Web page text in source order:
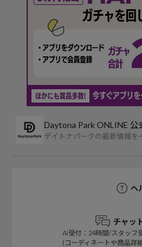
Daytona Park ONLINE 公
デイトナパークの最新情報を
ヘ
チャッ
AI受付：24時間/スタッフ
(コーディネートや商品詳